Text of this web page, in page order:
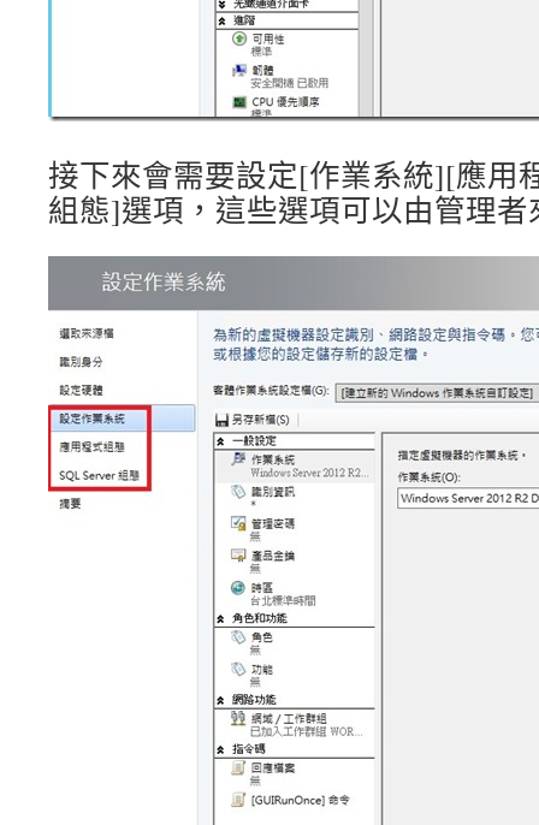
接下來會需要設定[作業系統][應用
組態]選項，這些選項可以由管理